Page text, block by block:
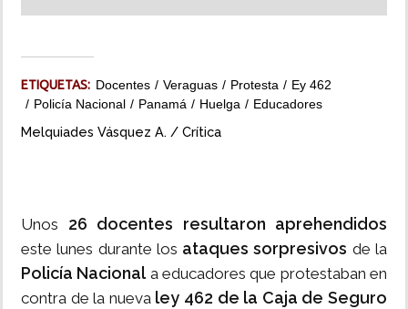
ETIQUETAS: Docentes Veraguas Protesta
Ey 462
Policía Nacional
Panamá Huelga Educadores
Melquiades Vásquez A. / Crítica
Unos 26 docentes resultaron aprehendidos
este lunes durante los ataques sorpresivos de la
Policía Nacionala educadores que protestaban en
contra de la nueva ley 462 de la Caja de Seguro